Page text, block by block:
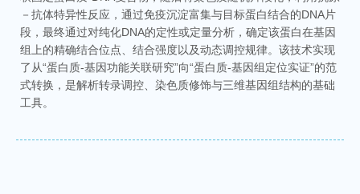
－抗体特异性反应，通过免疫沉淀富集与目标蛋白结合的DNA片
段，最终通过对纯化DNA的定性或定量分析，确定该蛋白在基因
组上的精确结合位点、结合强度以及动态调控规律。该技术实现
了从“蛋白质-基因功能关联研究”向“蛋白质-基因组定位实证”的范
式转换，是解析转录调控、染色质修饰与三维基因组结构的基础
工具。